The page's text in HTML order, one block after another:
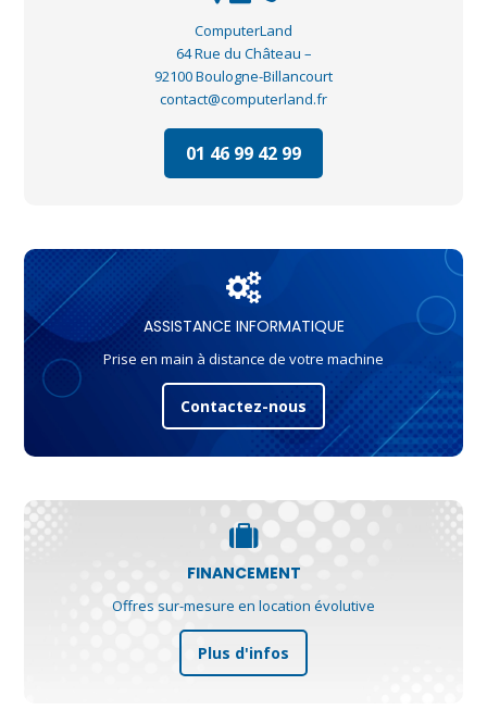
ComputerLand
64 Rue du Château –
92100 Boulogne-Billancourt
contact@computerland.fr
01 46 99 42 99
ASSISTANCE INFORMATIQUE
Prise en main à distance de votre machine
Contactez-nous
FINANCEMENT
Offres sur-mesure en location évolutive
Plus d'infos